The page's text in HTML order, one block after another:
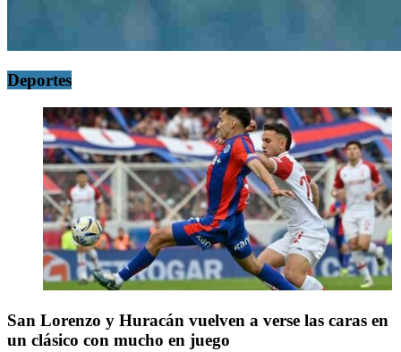
Deportes
San Lorenzo y Huracán vuelven a verse las caras en
un clásico con mucho en juego